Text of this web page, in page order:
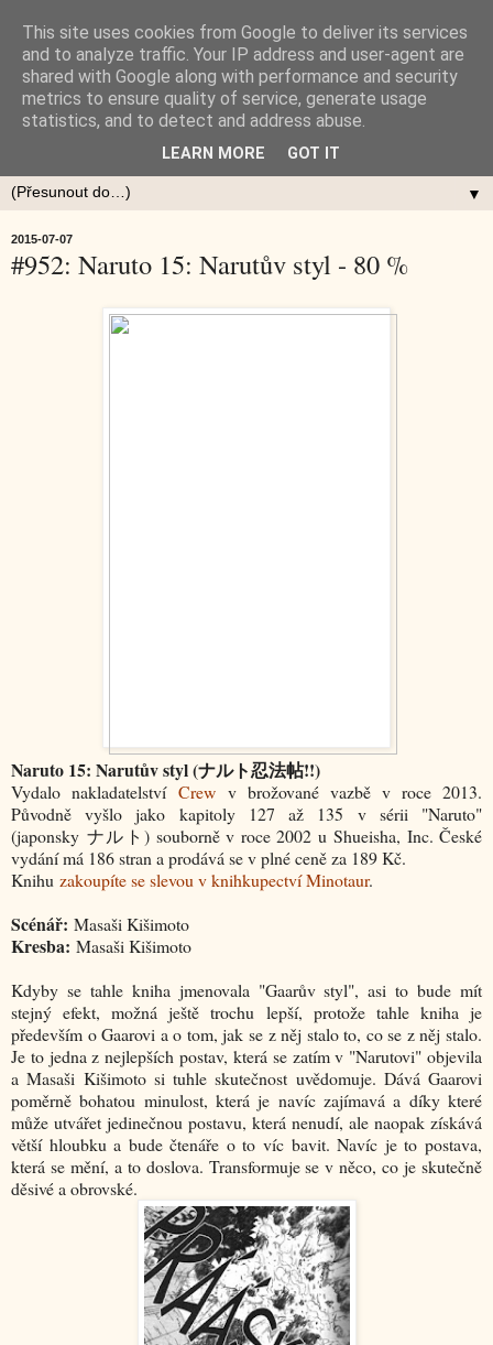
▼
2015-07-07
#952: Naruto 15: Narutův styl - 80 %
Naruto 15: Narutův styl (ナルト忍法帖!!)
Vydalo nakladatelství Crew v brožované vazbě v roce 2013.
Původně vyšlo jako kapitoly 127 až 135 v sérii "Naruto"
(japonsky ナルト ) souborně v roce 2002 u Shueisha, Inc. České
vydání má 186 stran a prodává se v plné ceně za 189 Kč.
Knihu zakoupíte se slevou v knihkupectví Minotaur.
Scénář: Masaši Kišimoto
Kresba: Masaši Kišimoto
Kdyby se tahle kniha jmenovala "Gaarův styl", asi to bude mít
stejný efekt, možná ještě trochu lepší, protože tahle kniha je
především o Gaarovi a o tom, jak se z něj stalo to, co se z něj stalo.
Je to jedna z nejlepších postav, která se zatím v "Narutovi" objevila
a Masaši Kišimoto si tuhle skutečnost uvědomuje. Dává Gaarovi
poměrně bohatou minulost, která je navíc zajímavá a díky které
může utvářet jedinečnou postavu, která nenudí, ale naopak získává
větší hloubku a bude čtenáře o to víc bavit. Navíc je to postava,
která se mění, a to doslova. Transformuje se v něco, co je skutečně
děsivé a obrovské.
This site uses cookies from Google to deliver its services
and to analyze traffic. Your IP address and user-agent are
shared with Google along with performance and security
metrics to ensure quality of service, generate usage
statistics, and to detect and address abuse.
LEARN MORE GOT IT